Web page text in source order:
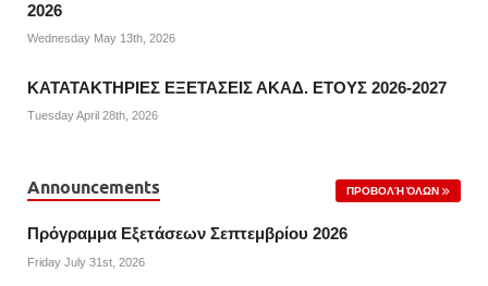
2026
Wednesday May 13th, 2026
ΚΑΤΑΤΑΚΤΗΡΙΕΣ ΕΞΕΤΑΣΕΙΣ ΑΚΑΔ. ΕΤΟΥΣ 2026-2027
Tuesday April 28th, 2026
Announcements ΠΡΟΒΟΛΉ ΌΛΩΝ
Πρόγραμμα Εξετάσεων Σεπτεμβρίου 2026
Friday July 31st, 2026